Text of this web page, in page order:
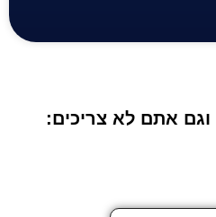
וגם אתם לא צריכים: